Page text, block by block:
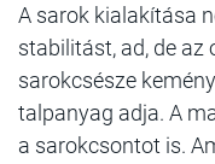
A sarok kialakítása
stabilitást, ad, de
sarokcsésze
talpanyag adja. A
a sarokcsontot is.